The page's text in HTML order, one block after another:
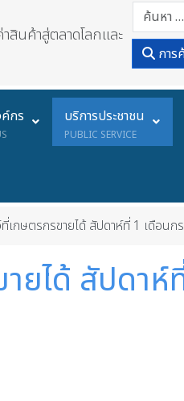
นค้าสู่ตลาดโลกและ
การ
กร บริการประชาชน
PUBLIC SERVICE
เกษตรกรขายได้ สัปดาห์ที่ 1 เดือนก
ยได้ สัปดา